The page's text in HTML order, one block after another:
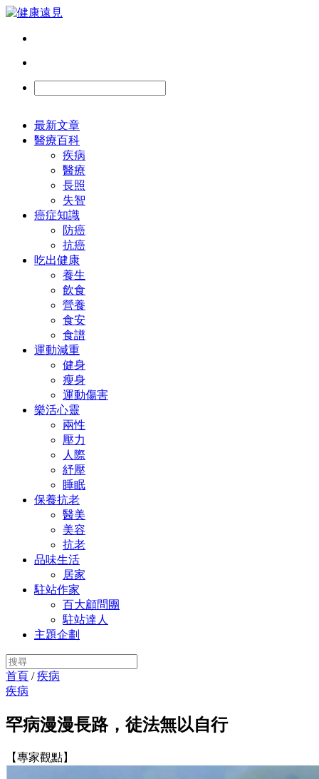
最新文章
醫療百科
疾病
醫療
長照
失智
癌症知識
防癌
抗癌
吃出健康
養生
飲食
營養
食安
食譜
運動減重
健身
瘦身
運動傷害
樂活心靈
兩性
壓力
人際
紓壓
睡眠
保養抗老
醫美
美容
抗老
品味生活
居家
駐站作家
百大顧問團
駐站達人
主題企劃
首頁 /疾病
疾病
罕病漫漫長路，徒法無以自行
【專家觀點】